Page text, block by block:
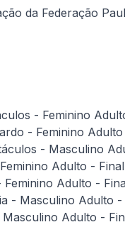
da Federação
- Feminino
- Feminino
- Masculino
Adulto -
Adulto -
- Masculino Adulto -
Adulto -